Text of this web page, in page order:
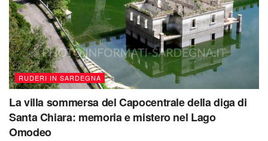
RUDERI IN SARDEGNA
La villa sommersa del Capocentrale della diga di
Santa Chiara: memoria e mistero nel Lago
Omodeo